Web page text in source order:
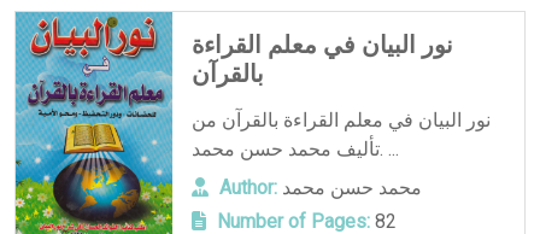
نور البيان في معلم القراءة
بالقرآن
نور البيان في معلم القراءة بالقرآن من
تأليف محمد حسن محمد. ...
Author: محمد حسن محمد
Number of Pages:82